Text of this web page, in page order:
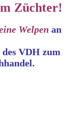
Züchter!
Welpen an
des VDH zum